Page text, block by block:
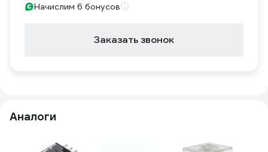
Начислим 6 бонусов
Заказать звонок
Аналоги